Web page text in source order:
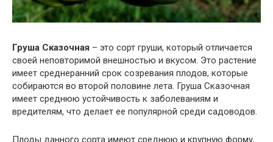
Груша Сказочная – это сорт груши, который отличается
своей неповторимой внешностью и вкусом. Это растение
имеет среднеранний срок созревания плодов, которые
собираются во второй половине лета. Груша Сказочная
имеет среднюю устойчивость к заболеваниям и
вредителям, что делает ее популярной среди садоводов.
Плоды данного сорта имеют среднюю и крупную форму,